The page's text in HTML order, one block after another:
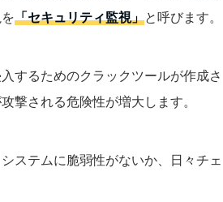
「セキュリティ監視」と呼びます。
するためのクラックツールが作成さ
撃される危険性が増大します。
ステムに脆弱性がないか、日々チェ